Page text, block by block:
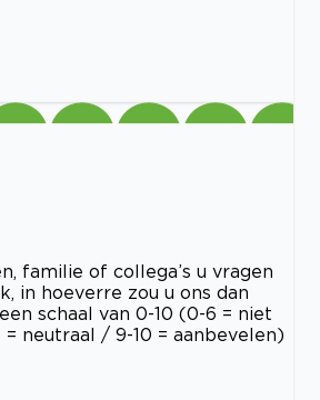
familie of collega’s u vragen
in hoeverre zou u ons dan
schaal van 0-10 (0-6 = niet
neutraal / 9-10 = aanbevelen)